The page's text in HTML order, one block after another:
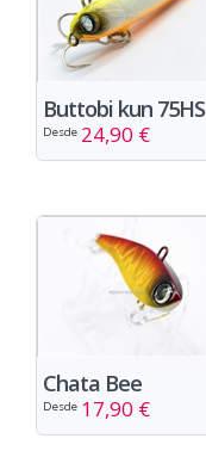
Buttobi kun 75HS
Desde 24,90 €
Chata Bee
Desde 17,90 €